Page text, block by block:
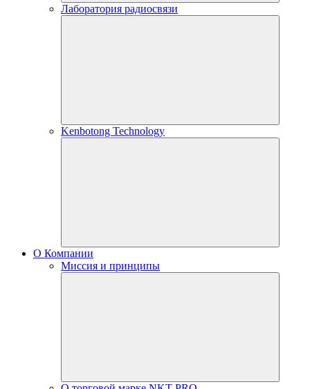
Лаборатория радиосвязи
Kenbotong Technology
О Компании
Миссия и принципы